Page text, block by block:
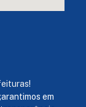
!
em